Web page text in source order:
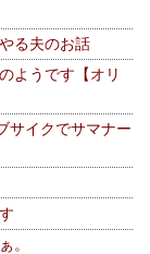
る夫のお話
ようです【オリ
サイクでサマナー
。